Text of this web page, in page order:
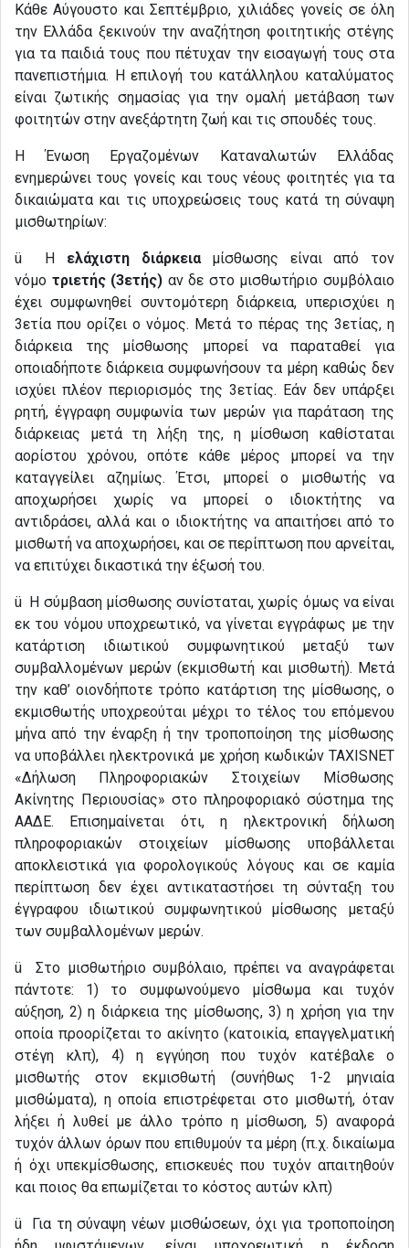
Κάθε Αύγουστο και Σεπτέμβριο, χιλιάδες γονείς σε όλη
την Ελλάδα ξεκινούν την αναζήτηση φοιτητικής στέγης
για τα παιδιά τους που πέτυχαν την εισαγωγή τους στα
πανεπιστήμια. Η επιλογή του κατάλληλου καταλύματος
είναι ζωτικής σημασίας για την ομαλή μετάβαση των
φοιτητών στην ανεξάρτητη ζωή και τις σπουδές τους.
Η Ένωση Εργαζομένων Καταναλωτών Ελλάδας
ενημερώνει τους γονείς και τους νέους φοιτητές για τα
δικαιώματα και τις υποχρεώσεις τους κατά τη σύναψη
μισθωτηρίων:
ü Η ελάχιστη διάρκειαμίσθωσης είναι από τον
νόμο τριετής (3ετής) αν δε στο μισθωτήριο συμβόλαιο
έχει συμφωνηθεί συντομότερη διάρκεια, υπερισχύει η
3ετία που ορίζει ο νόμος. Μετά το πέρας της 3ετίας, η
διάρκεια της μίσθωσης μπορεί να παραταθεί για
οποιαδήποτε διάρκεια συμφωνήσουν τα μέρη καθώς δεν
ισχύει πλέον περιορισμός της 3ετίας. Εάν δεν υπάρξει
ρητή, έγγραφη συμφωνία των μερών για παράταση της
διάρκειας μετά τη λήξη της, η μίσθωση καθίσταται
αορίστου χρόνου, οπότε κάθε μέρος μπορεί να την
καταγγείλει αζημίως. Έτσι, μπορεί ο μισθωτής να
αποχωρήσει χωρίς να μπορεί ο ιδιοκτήτης να
αντιδράσει, αλλά και ο ιδιοκτήτης να απαιτήσει από το
μισθωτή να αποχωρήσει, και σε περίπτωση που αρνείται,
να επιτύχει δικαστικά την έξωσή του.
ü Η σύμβαση μίσθωσης συνίσταται, χωρίς όμως να είναι
εκ του νόμου υποχρεωτικό, να γίνεται εγγράφως με την
κατάρτιση ιδιωτικού συμφωνητικού μεταξύ των
συμβαλλομένων μερών (εκμισθωτή και μισθωτή). Μετά
την καθ’ οιονδήποτε τρόπο κατάρτιση της μίσθωσης, ο
εκμισθωτής υποχρεούται μέχρι το τέλος του επόμενου
μήνα από την έναρξη ή την τροποποίηση της μίσθωσης
να υποβάλλει ηλεκτρονικά με χρήση κωδικών TAXISNET
«Δήλωση Πληροφοριακών Στοιχείων Μίσθωσης
Ακίνητης Περιουσίας» στο πληροφοριακό σύστημα της
ΑΑΔΕ. Επισημαίνεται ότι, η ηλεκτρονική δήλωση
πληροφοριακών στοιχείων μίσθωσης υποβάλλεται
αποκλειστικά για φορολογικούς λόγους και σε καμία
περίπτωση δεν έχει αντικαταστήσει τη σύνταξη του
έγγραφου ιδιωτικού συμφωνητικού μίσθωσης μεταξύ
των συμβαλλομένων μερών.
ü Στο μισθωτήριο συμβόλαιο, πρέπει να αναγράφεται
πάντοτε: 1) το συμφωνούμενο μίσθωμα και τυχόν
αύξηση, 2) η διάρκεια της μίσθωσης, 3) η χρήση για την
οποία προορίζεται το ακίνητο (κατοικία, επαγγελματική
στέγη κλπ), 4) η εγγύηση που τυχόν κατέβαλε ο
μισθωτής στον εκμισθωτή (συνήθως 1-2 μηνιαία
μισθώματα), η οποία επιστρέφεται στο μισθωτή, όταν
λήξει ή λυθεί με άλλο τρόπο η μίσθωση, 5) αναφορά
τυχόν άλλων όρων που επιθυμούν τα μέρη (π.χ. δικαίωμα
ή όχι υπεκμίσθωσης, επισκευές που τυχόν απαιτηθούν
και ποιος θα επωμίζεται το κόστος αυτών κλπ)
ü Για τη σύναψη νέων μισθώσεων, όχι για τροποποίηση